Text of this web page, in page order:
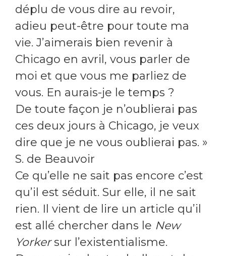
déplu de vous dire au revoir,
adieu peut-être pour toute ma
vie. J’aimerais bien revenir à
Chicago en avril, vous parler de
moi et que vous me parliez de
vous. En aurais-je le temps ?
De toute façon je n’oublierai pas
ces deux jours à Chicago, je veux
dire que je ne vous oublierai pas. »
S. de Beauvoir
Ce qu’elle ne sait pas encore c’est
qu’il est séduit. Sur elle, il ne sait
rien. Il vient de lire un article qu’il
est allé chercher dans le New
Yorkersur l’existentialisme.